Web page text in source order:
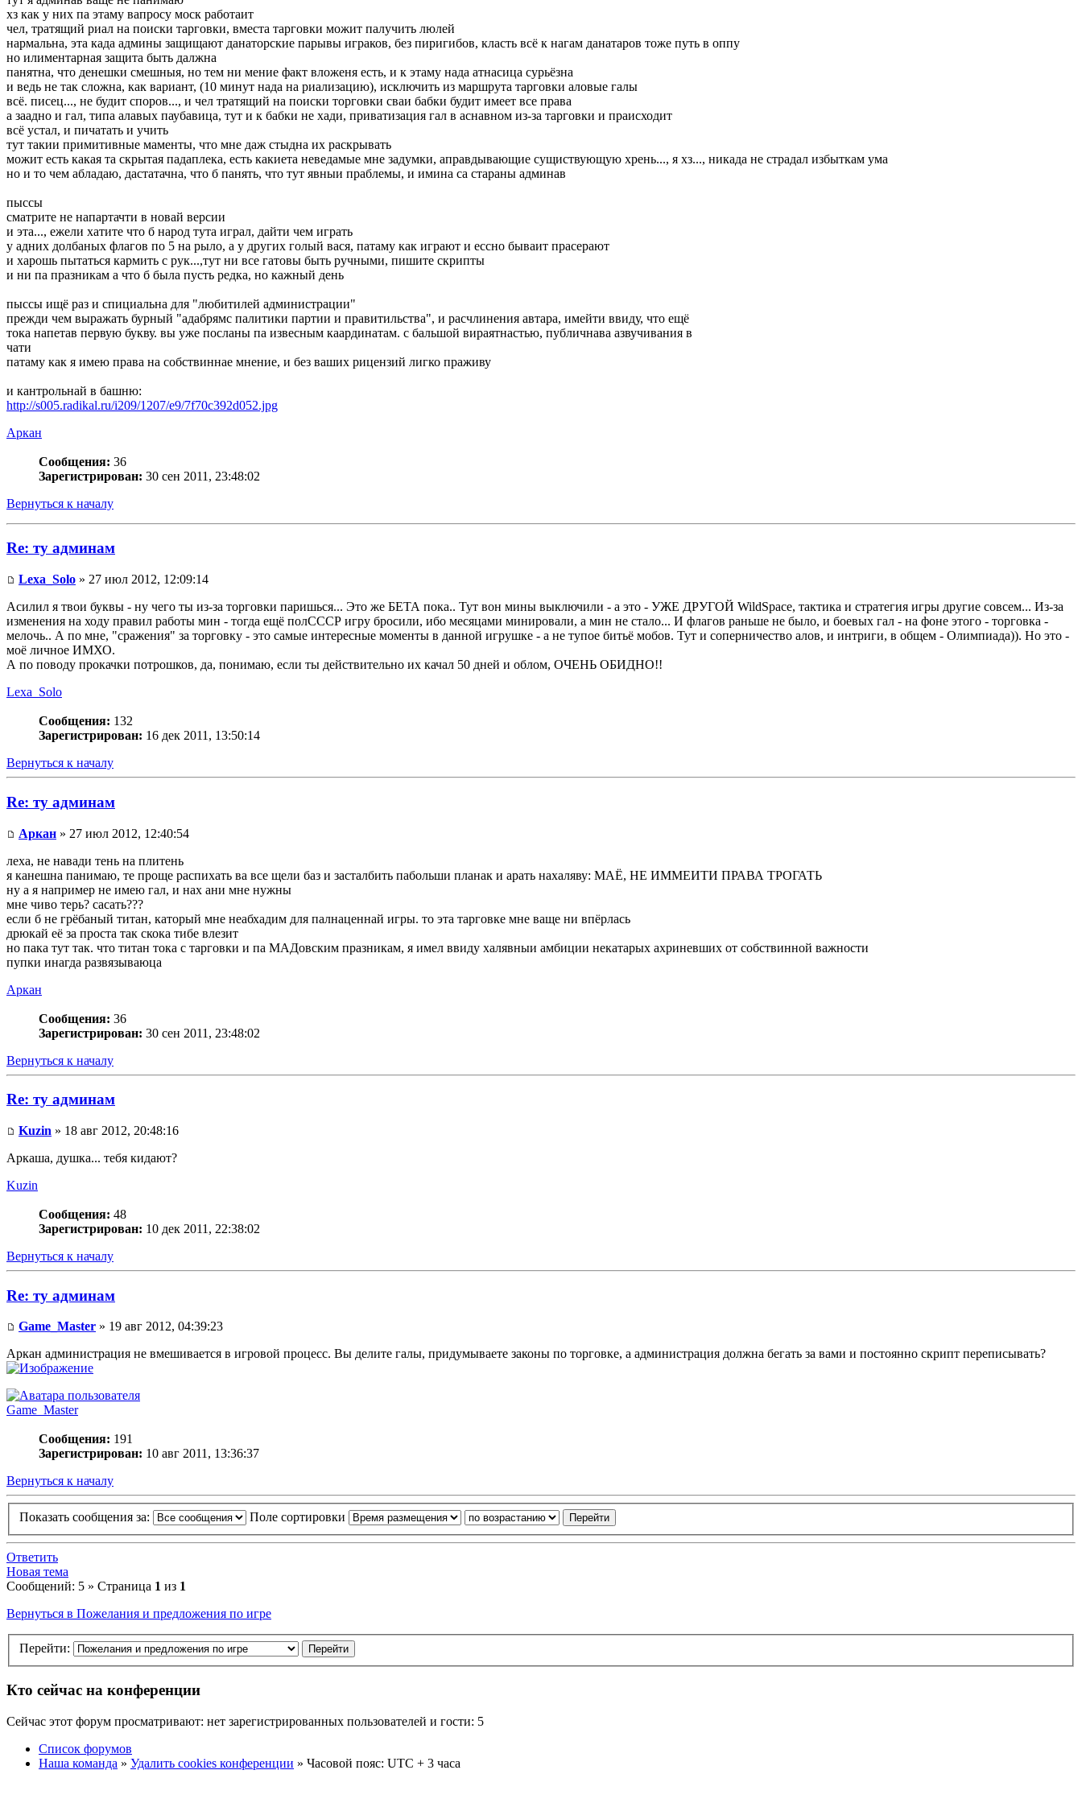
хз как у них па этаму вапросу моск работаит
чел, тратящий риал на поиски тарговки, вместа тарговки можит палучить люлей
нармальна, эта када админы защищают данаторские парывы играков, без пиригибов, класть всё к нагам данатаров тоже путь в оппу
но илиментарная защита быть далжна
панятна, что денешки смешныя, но тем ни мение факт вложеня есть, и к этаму нада атнасица сурьёзна
и ведь не так сложна, как вариант, (10 минут нада на риализацию), исключить из маршрута тарговки аловые галы
всё. писец..., не будит споров..., и чел тратящий на поиски торговки сваи бабки будит имеет все права
а заадно и гал, типа алавых паубавица, тут и к бабки не хади, приватизация гал в аснавном из-за тарговки и праисходит
всё устал, и пичатать и учить
тут такии примитивные маменты, что мне даж стыдна их раскрывать
можит есть какая та скрытая падаплека, есть какиета неведамые мне задумки, аправдывающие сущиствующую хрень..., я хз..., никада не страдал избыткам ума
но и то чем абладаю, дастатачна, что б панять, что тут явныи праблемы, и имина са стараны админав
пыссы
сматрите не напартачти в новай версии
и эта..., ежели хатите что б народ тута играл, дайти чем играть
у адних долбаных флагов по 5 на рыло, а у других голый вася, патаму как играют и ессно бываит прасерают
и харошь пытаться кармить с рук...,тут ни все гатовы быть ручными, пишите скрипты
и ни па празникам а что б была пусть редка, но кажный день
пыссы ищё раз и спициальна для "любитилей администрации"
прежди чем выражать бурный "адабрямс палитики партии и правитильства", и расчлинения автара, имейти ввиду, что ещё
тока напетав первую букву. вы уже посланы па извесным каардинатам. с бальшой вираятнастью, публичнава азвучивания в
чати
патаму как я имею права на собствиннае мнение, и без ваших рицензий лигко праживу
и кантрольнай в башню:
http://s005.radikal.ru/i209/1207/e9/7f70c392d052.jpg
Аркан
Сообщения: 36
Зарегистрирован: 30 сен 2011, 23:48:02
Вернуться к началу
Re: ту админам
Lexa_Solo » 27 июл 2012, 12:09:14
Асилил я твои буквы - ну чего ты из-за торговки паришься... Это же БЕТА пока.. Тут вон мины выключили - а это - УЖЕ ДРУГОЙ WildSpace, тактика и стратегия игры другие совсем... Из-за
изменения на ходу правил работы мин - тогда ещё полСССР игру бросили, ибо месяцами минировали, а мин не стало... И флагов раньше не было, и боевых гал - на фоне этого - торговка -
мелочь.. А по мне, "сражения" за торговку - это самые интересные моменты в данной игрушке - а не тупое битьё мобов. Тут и соперничество алов, и интриги, в общем - Олимпиада)). Но это -
моё личное ИМХО.
А по поводу прокачки потрошков, да, понимаю, если ты действительно их качал 50 дней и облом, ОЧЕНЬ ОБИДНО!!
Lexa_Solo
Сообщения: 132
Зарегистрирован: 16 дек 2011, 13:50:14
Вернуться к началу
Re: ту админам
Аркан » 27 июл 2012, 12:40:54
леха, не навади тень на плитень
я канешна панимаю, те проще распихать ва все щели баз и засталбить пабольши планак и арать нахаляву: МАЁ, НЕ ИММЕИТИ ПРАВА ТРОГАТЬ
ну а я например не имею гал, и нах ани мне нужны
мне чиво терь? сасать???
если б не грёбаный титан, каторый мне неабхадим для палнаценнай игры. то эта тарговке мне ваще ни впёрлась
дрюкай её за проста так скока тибе влезит
но пака тут так. что титан тока с тарговки и па МАДовским празникам, я имел ввиду халявныи амбиции некатарых ахриневших от собствинной важности
пупки инагда развязываюца
Аркан
Сообщения: 36
Зарегистрирован: 30 сен 2011, 23:48:02
Вернуться к началу
Re: ту админам
Kuzin » 18 авг 2012, 20:48:16
Аркаша, душка... тебя кидают?
Kuzin
Сообщения: 48
Зарегистрирован: 10 дек 2011, 22:38:02
Вернуться к началу
Re: ту админам
Game_Master » 19 авг 2012, 04:39:23
Аркан администрация не вмешивается в игровой процесс. Вы делите галы, придумываете законы по торговке, а администрация должна бегать за вами и постоянно скрипт переписывать?
Game_Master
Сообщения: 191
Зарегистрирован: 10 авг 2011, 13:36:37
Вернуться к началу
Показать сообщения за: Поле сортировки
Ответить
Новая тема
Сообщений: 5 » Страница 1 из 1
Вернуться в Пожелания и предложения по игре
Перейти:
Кто сейчас на конференции
Сейчас этот форум просматривают: нет зарегистрированных пользователей и гости: 5
Список форумов
Наша команда » Удалить cookies конференции » Часовой пояс: UTC + 3 часа